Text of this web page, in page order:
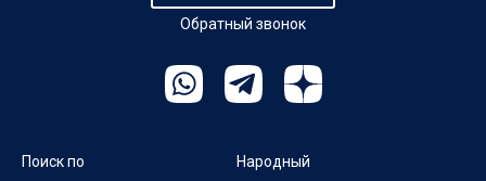
Обратный звонок
Поиск по
Народный